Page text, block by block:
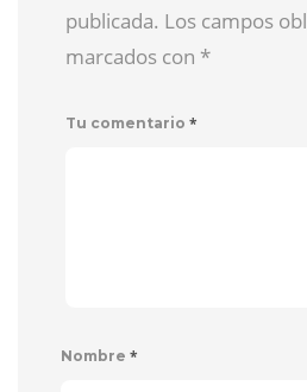
publicada. Los campos
marcados con *
Tu comentario *
Nombre *